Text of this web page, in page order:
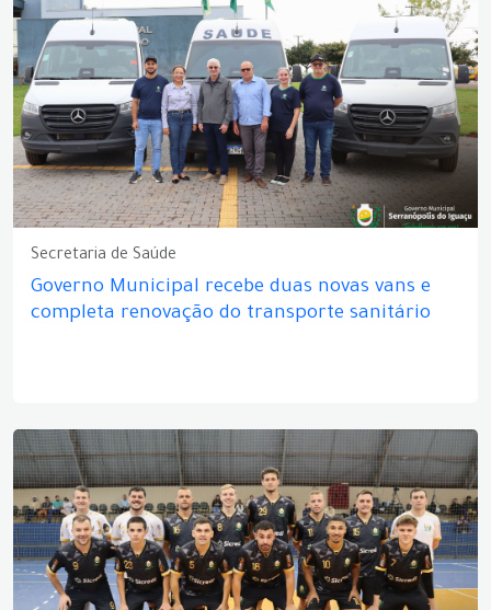
Secretaria de Saúde
Governo Municipal recebe duas novas vans e
completa renovação do transporte sanitário